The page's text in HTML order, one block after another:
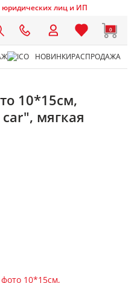
юридических лиц и ИП
0
НОВИНКИРАСПРОДАЖА
10*15см,
мягкая